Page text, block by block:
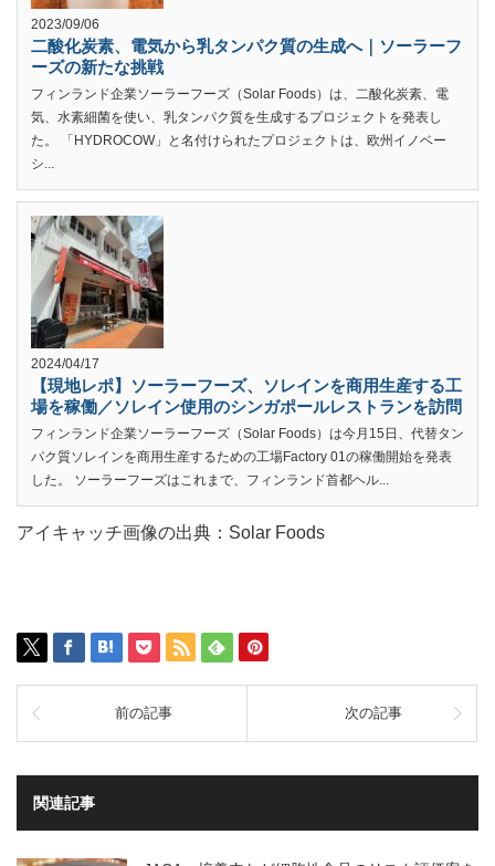
2023/09/06
二酸化炭素、電気から乳タンパク質の生成へ｜ソーラーフ
ーズの新たな挑戦
フィンランド企業ソーラーフーズ（Solar Foods）は、二酸化炭素、電
気、水素細菌を使い、乳タンパク質を生成するプロジェクトを発表し
た。 「HYDROCOW」と名付けられたプロジェクトは、欧州イノベー
シ...
2024/04/17
【現地レポ】ソーラーフーズ、ソレインを商用生産する工
場を稼働／ソレイン使用のシンガポールレストランを訪問
フィンランド企業ソーラーフーズ（Solar Foods）は今月15日、代替タン
パク質ソレインを商用生産するための工場Factory 01の稼働開始を発表
した。 ソーラーフーズはこれまで、フィンランド首都ヘル...
アイキャッチ画像の出典：Solar Foods
前の記事 次の記事
関連記事